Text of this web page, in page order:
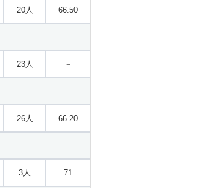
20人 66.50
23人 －
26人 66.20
3人 71